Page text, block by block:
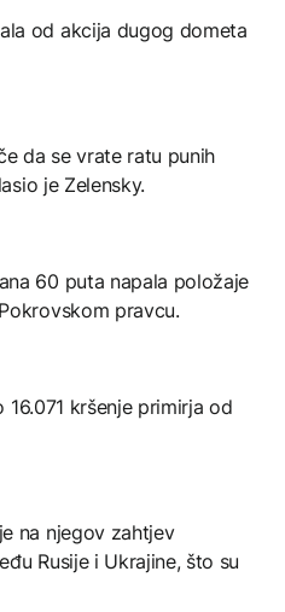
od akcija dugog dometa
da se vrate ratu punih
je Zelensky.
60 puta napala položaje
pravcu.
kršenje primirja od
na njegov zahtjev
Rusije i Ukrajine, što su